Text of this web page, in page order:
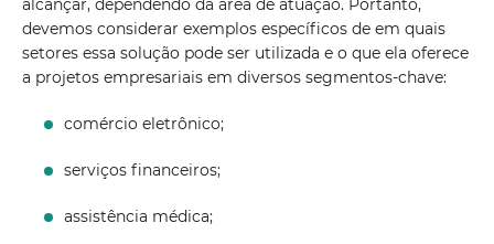
alcançar, dependendo da área de atuação. Portanto,
devemos considerar exemplos específicos de em quais
setores essa solução pode ser utilizada e o que ela oferece
a projetos empresariais em diversos segmentos-chave:
comércio eletrônico;
serviços financeiros;
assistência médica;